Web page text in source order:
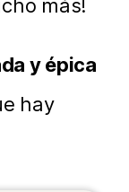
más!
y épica
hay